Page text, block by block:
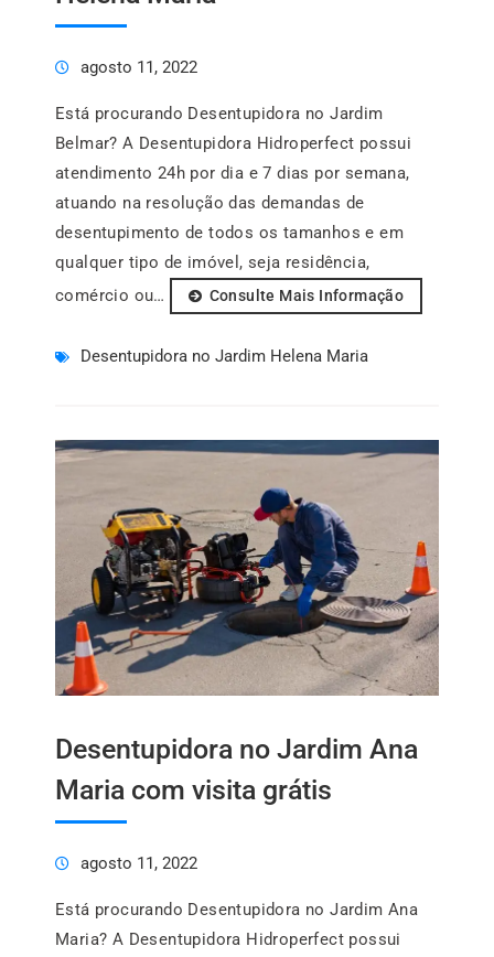
agosto 11, 2022
Está procurando Desentupidora no Jardim
Belmar? A Desentupidora Hidroperfect possui
atendimento 24h por dia e 7 dias por semana,
atuando na resolução das demandas de
desentupimento de todos os tamanhos e em
qualquer tipo de imóvel, seja residência,
comércio ou…
Consulte Mais Informação
Desentupidora no Jardim Helena Maria
Desentupidora no Jardim Ana
Maria com visita grátis
agosto 11, 2022
Está procurando Desentupidora no Jardim Ana
Maria? A Desentupidora Hidroperfect possui